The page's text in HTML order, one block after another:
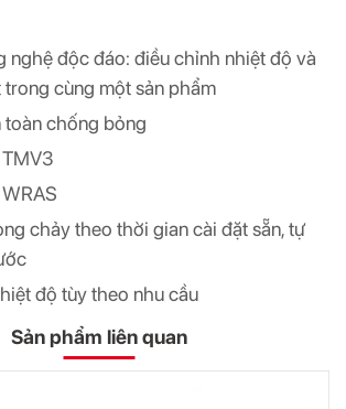
nghệ độc đáo: điều chỉnh nhiệt độ và
cùng một sản phẩm
toàn chống bỏng
chảy theo thời gian cài đặt sẵn, tự
độ tùy theo nhu cầu
Sản phẩm liên quan